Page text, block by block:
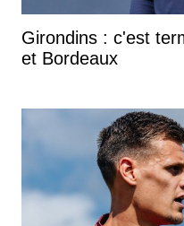
Girondins : c'est
et Bordeaux